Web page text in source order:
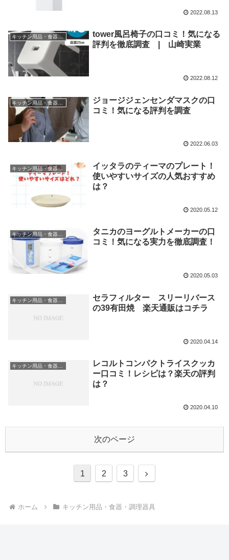
2022.08.13
キッチン用品・食器・調理器具
tower風呂椅子の口コミ！気になる
評判を徹底調査 | 山崎実業
2022.08.12
ジョージジェンセンダマスクの口
コミ！気になる評判を調査
2022.06.03
キッチン用品・食器・調理器具
イッタラのティーマのプレート！
使いやすいサイズの人気おすすめ
は？
2020.05.12
キッチン用品・食器・調理器具
タニカのヨーグルトメーカーの口
コミ！気になる実力を徹底調査！
2020.05.03
セラフィルター スリーリバース
の39有田焼 楽天通販はコチラ
2020.04.14
レコルトコンパクトライスクッカ
ー口コミ！レシピは？楽天の評判
は？
2020.04.10
次のページ
1 2 3
次
ホーム キッチン用品・食器・調理器具